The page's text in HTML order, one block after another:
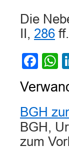
Die
II, 286
BGH
BGH,
zum